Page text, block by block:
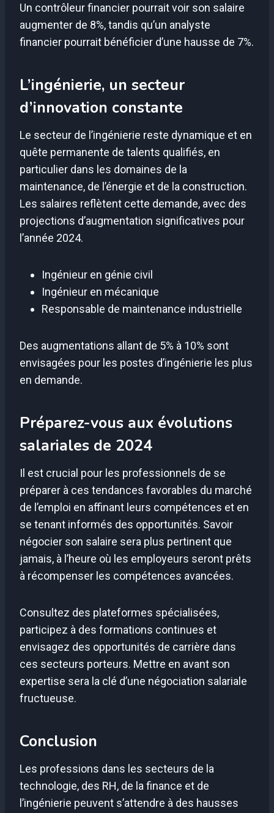
Un contrôleur financier pourrait voir son salaire
augmenter de 8%, tandis qu’un analyste
financier pourrait bénéficier d’une hausse de 7%.
L’ingénierie, un secteur
d’innovation constante
Le secteur de l’ingénierie reste dynamique et en
quête permanente de talents qualifiés, en
particulier dans les domaines de la
maintenance, de l’énergie et de la construction.
Les salaires reflètent cette demande, avec des
projections d’augmentation significatives pour
l’année 2024.
Ingénieur en génie civil
Ingénieur en mécanique
Responsable de maintenance industrielle
Des augmentations allant de 5% à 10% sont
envisagées pour les postes d’ingénierie les plus
en demande.
Préparez-vous aux évolutions
salariales de 2024
Il est crucial pour les professionnels de se
préparer à ces tendances favorables du marché
de l’emploi en affinant leurs compétences et en
se tenant informés des opportunités. Savoir
négocier son salaire sera plus pertinent que
jamais, à l’heure où les employeurs seront prêts
à récompenser les compétences avancées.
Consultez des plateformes spécialisées,
participez à des formations continues et
envisagez des opportunités de carrière dans
ces secteurs porteurs. Mettre en avant son
expertise sera la clé d’une négociation salariale
fructueuse.
Conclusion
Les professions dans les secteurs de la
technologie, des RH, de la finance et de
l’ingénierie peuvent s’attendre à des hausses